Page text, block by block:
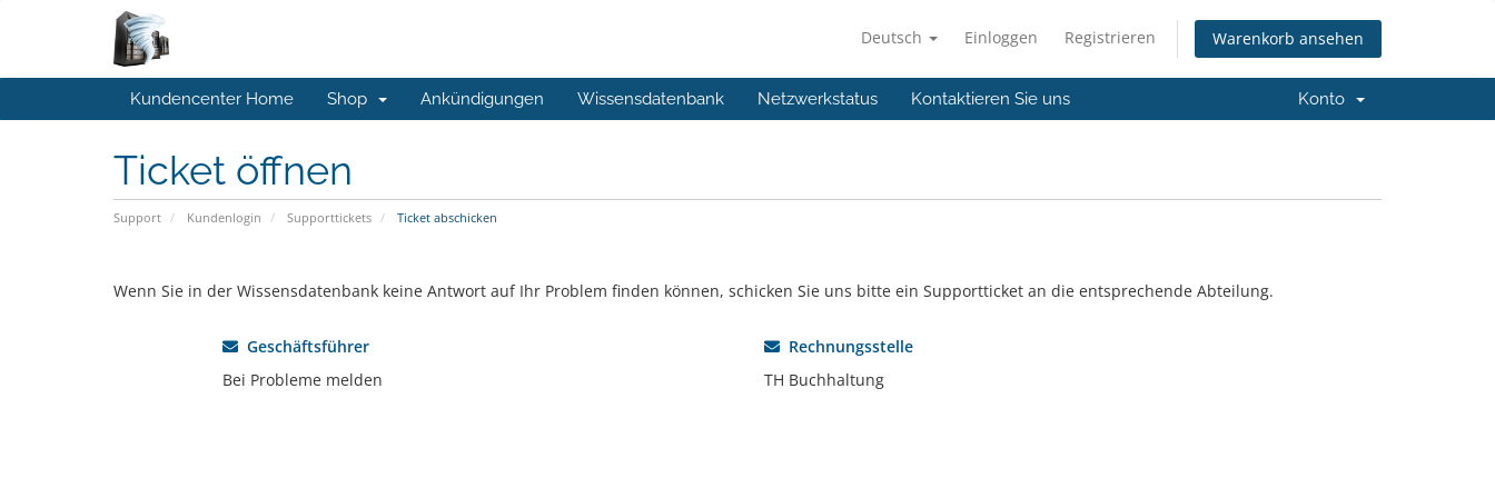
Deutsch Einloggen Registrieren Warenkorb ansehen
Kundencenter Home Shop Ankündigungen Wissensdatenbank Netzwerkstatus Kontaktieren Sie uns Konto
Ticket öffnen
Support Kundenlogin Supporttickets Ticket abschicken
Wenn Sie in der Wissensdatenbank keine Antwort auf Ihr Problem finden können, schicken Sie uns bitte ein Supportticket an die entsprechende Abteilung.
Geschäftsführer
Bei Probleme melden
Rechnungsstelle
TH Buchhaltung